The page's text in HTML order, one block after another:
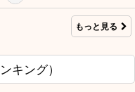
もっと見る
キング）